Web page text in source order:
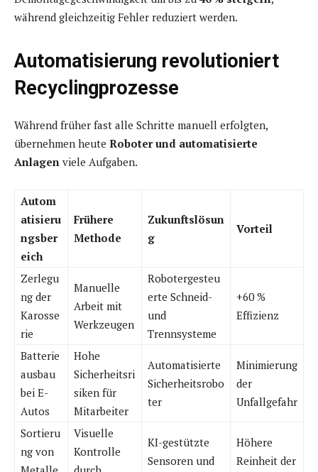
während gleichzeitig Fehler reduziert werden.
Automatisierung revolutioniert
Recyclingprozesse
Während früher fast alle Schritte manuell erfolgten,
übernehmen heute Roboter und automatisierte
Anlagen viele Aufgaben.
Autom
atisieru
ngsber
eich
Frühere
Methode
Zukunftslösun
g
Vorteil
Zerlegu
ng der
Karosse
rie
Manuelle
Arbeit mit
Werkzeugen
Robotergesteu
erte Schneid-
und
Trennsysteme
+60 %
Effizienz
Batterie
ausbau
bei E-
Autos
Hohe
Sicherheitsri
siken für
Mitarbeiter
Automatisierte
Sicherheitsrobo
ter
Minimierung
der
Unfallgefahr
Sortieru
ng von
Visuelle
Kontrolle
KI-gestützte
Sensoren und
Höhere
Reinheit der